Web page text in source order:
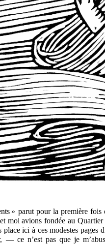
» parut pour la première
moi avions fondée au
ici à ces modestes pages
— ce n’est pas que je